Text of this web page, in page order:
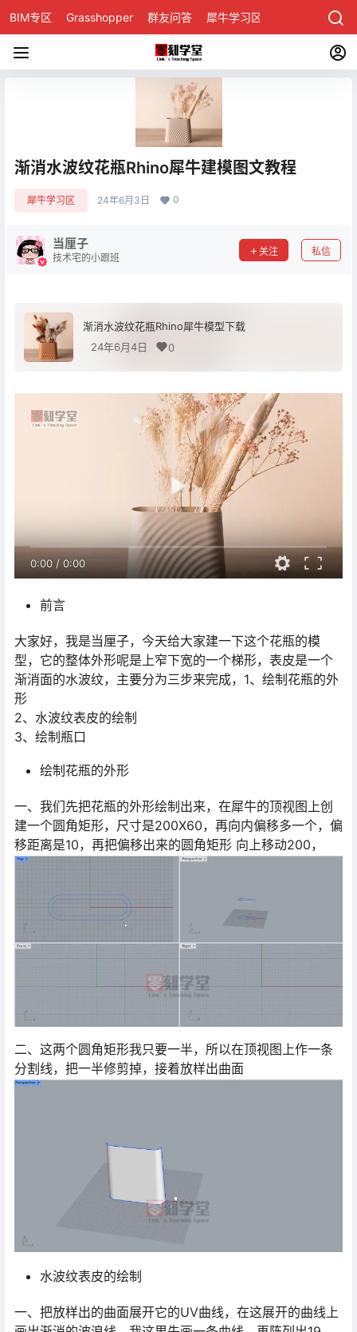
BIM专区 Grasshopper 群友问答 犀牛学习区
渐消水波纹花瓶Rhino犀牛建模图文教程
犀牛学习区 24年6月3日 0
当厘子
技术宅的小跟班
关注 私信
渐消水波纹花瓶Rhino犀牛模型下载
24年6月4日
0
0:00 / 0:00
前言
大家好，我是当厘子，今天给大家建一下这个花瓶的模
型，它的整体外形呢是上窄下宽的一个梯形，表皮是一个
渐消面的水波纹，主要分为三步来完成，1、绘制花瓶的外
形
2、水波纹表皮的绘制
3、绘制瓶口
绘制花瓶的外形
一、我们先把花瓶的外形绘制出来，在犀牛的顶视图上创
建一个圆角矩形，尺寸是200X60，再向内偏移多一个，偏
移距离是10，再把偏移出来的圆角矩形 向上移动200，
二、这两个圆角矩形我只要一半，所以在顶视图上作一条
分割线，把一半修剪掉，接着放样出曲面
水波纹表皮的绘制
一、把放样出的曲面展开它的UV曲线，在这展开的曲线上